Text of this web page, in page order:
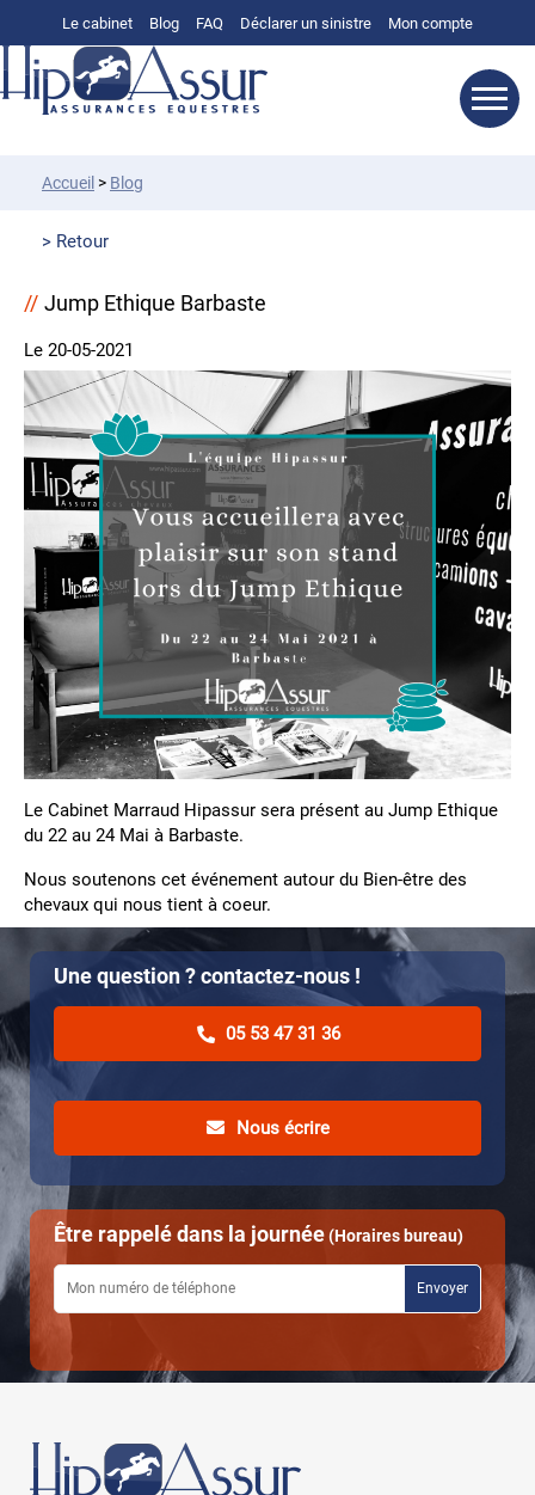
Le cabinet Blog FAQ Déclarer un sinistre Mon compte
Accueil > Blog
Retour
Jump Ethique Barbaste
Le 20-05-2021
Le Cabinet Marraud Hipassur sera présent au Jump Ethique
du 22 au 24 Mai à Barbaste.
Nous soutenons cet événement autour du Bien-être des
chevaux qui nous tient à coeur.
Une question ? contactez-nous !
05 53 47 31 36
Nous écrire
Être rappelé dans la journée(Horaires bureau)